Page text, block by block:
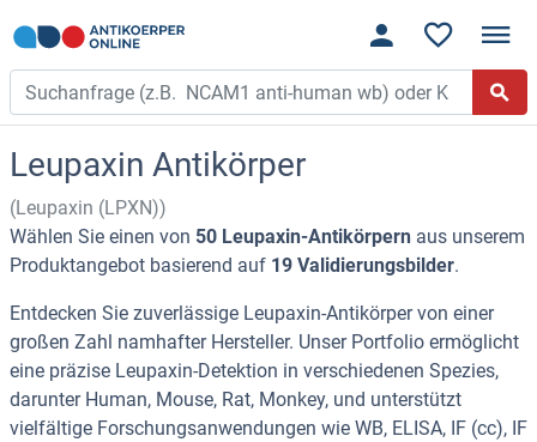
Leupaxin Antikörper
(Leupaxin (LPXN))
Wählen Sie einen von 50 Leupaxin-Antikörpern aus unserem
Produktangebot basierend auf 19 Validierungsbilder.
Entdecken Sie zuverlässige Leupaxin-Antikörper von einer
großen Zahl namhafter Hersteller. Unser Portfolio ermöglicht
eine präzise Leupaxin-Detektion in verschiedenen Spezies,
darunter Human, Mouse, Rat, Monkey, und unterstützt
vielfältige Forschungsanwendungen wie WB, ELISA, IF (cc), IF